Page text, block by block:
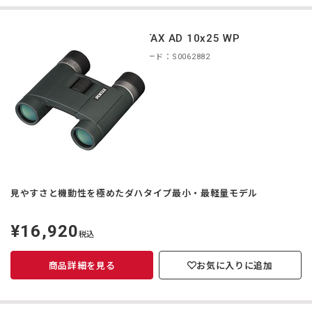
PENTAX AD 10x25 WP
商品コード：S0062882
見やすさと機動性を極めたダハタイプ最小・最軽量モデル
定
価
¥16,920税込
商品詳細を見る お気に入りに追加